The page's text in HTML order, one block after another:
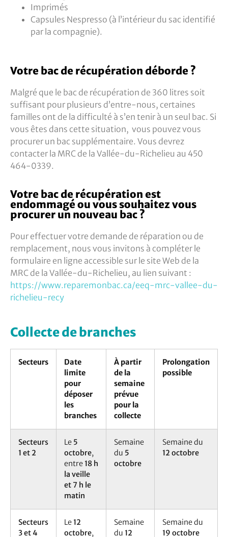
Imprimés
Capsules Nespresso (à l’intérieur du sac identifié
par la compagnie).
Votre bac de récupération déborde ?
Malgré que le bac de récupération de 360 litres soit
suffisant pour plusieurs d’entre-nous, certaines
familles ont de la difficulté à s’en tenir à un seul bac. Si
vous êtes dans cette situation, vous pouvez vous
procurer un bac supplémentaire. Vous devrez
contacter la MRC de la Vallée-du-Richelieu au 450
464-0339.
Votre bac de récupération est
endommagé ou vous souhaitez vous
procurer un nouveau bac ?
Pour effectuer votre demande de réparation ou de
remplacement, nous vous invitons à compléter le
formulaire en ligne accessible sur le site Web de la
MRC de la Vallée-du-Richelieu, au lien suivant :
https://www.reparemonbac.ca/eeq-mrc-vallee-du-
richelieu-recy
Collecte de branches
Secteurs
Date
limite
pour
déposer
les
branches
À partir
de la
semaine
prévue
pour la
collecte
Prolongation
possible
Secteurs
1 et 2
Le 5
octobre,
entre 18 h
la veille
et 7 h le
matin
Semaine
du 5
octobre
Semaine du
12 octobre
Secteurs
3 et 4
Le 12
octobre,
Semaine
du 12
Semaine du
19 octobre